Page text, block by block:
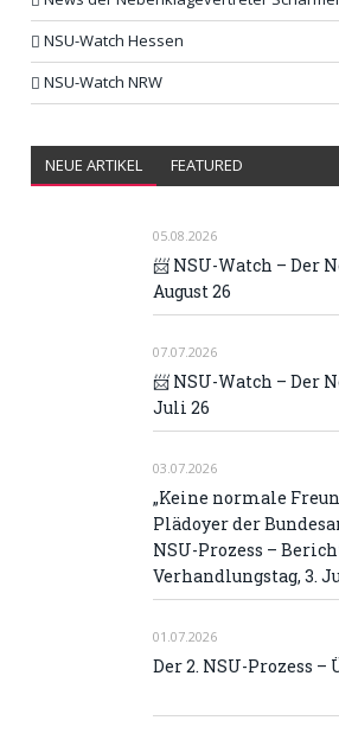
NSU-Watch Hessen
NSU-Watch NRW
NEUE ARTIKEL FEATURED
05.08.2026
📨 NSU-Watch – Der
August 26
07.07.2026
📨 NSU-Watch – Der
Juli 26
03.07.2026
„Keine normale
Plädoyer der
NSU-Prozess –
Verhandlungstag, 3.
01.07.2026
Der 2. NSU-Prozess –